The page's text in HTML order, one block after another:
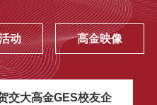
动 高金映像
交大高金GES校友企
秦朔新
上